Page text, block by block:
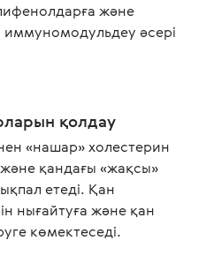
және
әсері
қолдау
«нашар» холестерин
және қандағы «жақсы»
етеді. Қан
нығайтуға және қан
көмектеседі.